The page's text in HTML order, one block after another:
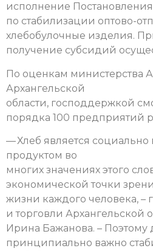
исполнение
по стабилизации оптово-
хлебобулочные изделия.
получение субсидий
По оценкам министерства
Архангельской
области, господдержкой
порядка 100 предприятий
— Хлеб является
продуктом во
многих значениях этого
экономической точки
жизни каждого человека, –
и торговли Архангельской
Ирина Бажанова. – Поэтому
принципиально важно